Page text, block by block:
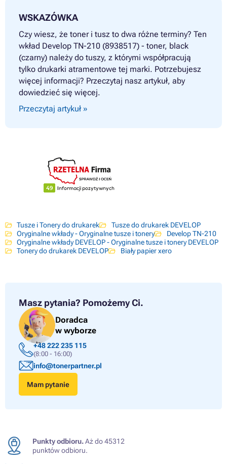
WSKAZÓWKA
Czy wiesz, że toner i tusz to dwa różne terminy? Ten
wkład Develop TN-210 (8938517) - toner, black
(czarny) należy do tuszy, z którymi współpracują
tylko drukarki atramentowe tej marki. Potrzebujesz
więcej informacji? Przeczytaj nasz artykuł, aby
dowiedzieć się więcej.
Przeczytaj artykuł »
Tusze i Tonery do drukarek
Tusze do drukarek DEVELOP
Oryginalne wkłady - Oryginalne tusze i tonery
Develop TN-210
Oryginalne wkłady DEVELOP - Oryginalne tusze i tonery DEVELOP
Tonery do drukarek DEVELOP
Biały papier xero
Masz pytania? Pomożemy Ci.
Doradca
w wyborze
+48 222 235 115
(8:00 - 16:00)
info@tonerpartner.pl
Mam pytanie
Punkty odbioru.Aż do 45312
punktów odbioru.